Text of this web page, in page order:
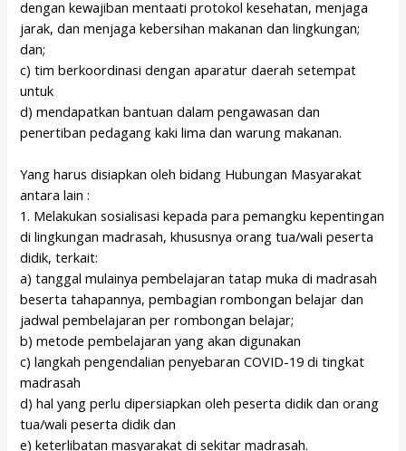
dengan kewajiban mentaati protokol kesehatan, menjaga
jarak, dan menjaga kebersihan makanan dan lingkungan;
dan;
c) tim berkoordinasi dengan aparatur daerah setempat
untuk
d) mendapatkan bantuan dalam pengawasan dan
penertiban pedagang kaki lima dan warung makanan.
Yang harus disiapkan oleh bidang Hubungan Masyarakat
antara lain :
1. Melakukan sosialisasi kepada para pemangku kepentingan
di lingkungan madrasah, khususnya orang tua/wali peserta
didik, terkait:
a) tanggal mulainya pembelajaran tatap muka di madrasah
beserta tahapannya, pembagian rombongan belajar dan
jadwal pembelajaran per rombongan belajar;
b) metode pembelajaran yang akan digunakan
c) langkah pengendalian penyebaran COVID-19 di tingkat
madrasah
d) hal yang perlu dipersiapkan oleh peserta didik dan orang
tua/wali peserta didik dan
e) keterlibatan masyarakat di sekitar madrasah.